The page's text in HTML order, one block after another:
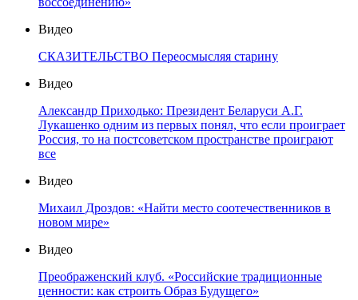
Видео
СКАЗИТЕЛЬСТВО Переосмысляя старину
Видео
Александр Приходько: Президент Беларуси А.Г.
Лукашенко одним из первых понял, что если проиграет
Россия, то на постсоветском пространстве проиграют
все
Видео
Михаил Дроздов: «Найти место соотечественников в
новом мире»
Видео
Преображенский клуб. «Российские традиционные
ценности: как строить Образ Будущего»